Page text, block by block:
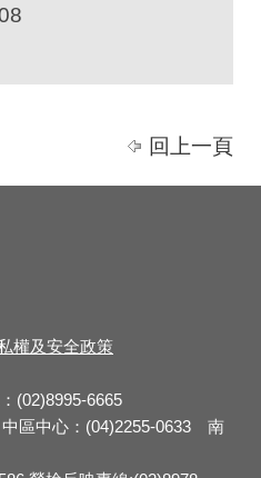
回上一頁
權及安全政策
(02)8995-6665
區中心：(04)2255-0633 南